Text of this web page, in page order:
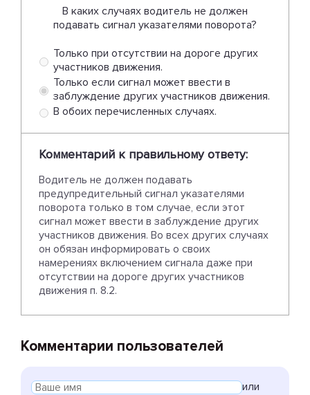
В каких случаях водитель не должен
подавать сигнал указателями поворота?
Только при отсутствии на дороге других
участников движения.
Только если сигнал может ввести в
заблуждение других участников движения.
В обоих перечисленных случаях.
Комментарий к правильному ответу:
Водитель не должен подавать
предупредительный сигнал указателями
поворота только в том случае, если этот
сигнал может ввести в заблуждение других
участников движения. Во всех других случаях
он обязан информировать о своих
намерениях включением сигнала даже при
отсутствии на дороге других участников
движения п. 8.2.
Комментарии пользователей
или